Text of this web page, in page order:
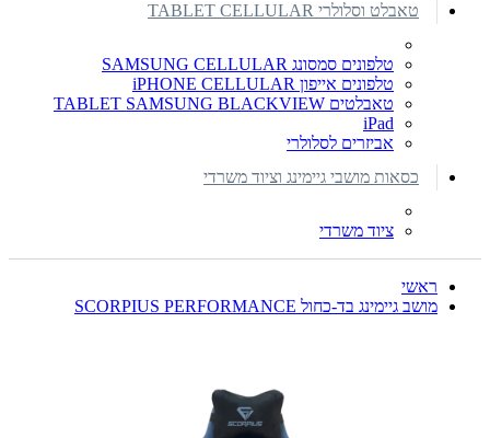
טאבלט וסלולרי TABLET CELLULAR
טלפונים סמסונג SAMSUNG CELLULAR
טלפונים אייפון iPHONE CELLULAR
טאבלטים TABLET SAMSUNG BLACKVIEW
iPad
אביזרים לסלולרי
כסאות מושבי גיימינג וציוד משרדי
ציוד משרדי
ראשי
מושב גיימינג בד-כחול SCORPIUS PERFORMANCE